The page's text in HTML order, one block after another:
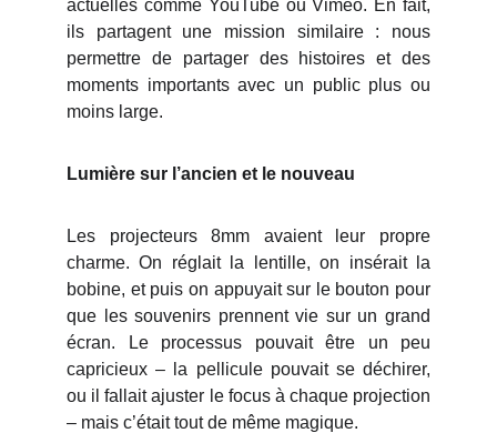
actuelles comme YouTube ou Vimeo. En fait,
ils partagent une mission similaire : nous
permettre de partager des histoires et des
moments importants avec un public plus ou
moins large.
Lumière sur l’ancien et le nouveau
Les projecteurs 8mm avaient leur propre
charme. On réglait la lentille, on insérait la
bobine, et puis on appuyait sur le bouton pour
que les souvenirs prennent vie sur un grand
écran. Le processus pouvait être un peu
capricieux – la pellicule pouvait se déchirer,
ou il fallait ajuster le focus à chaque projection
– mais c’était tout de même magique.